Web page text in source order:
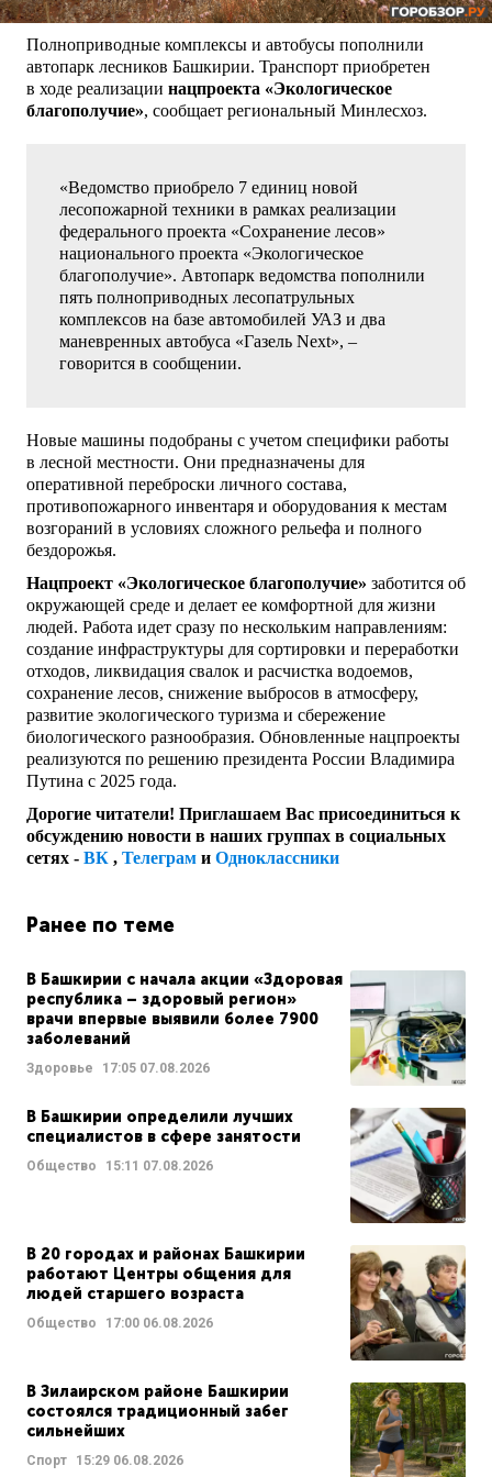
Полноприводные комплексы и автобусы пополнили
автопарк лесников Башкирии. Транспорт приобретен
в ходе реализации нацпроекта «Экологическое
благополучие», сообщает региональный Минлесхоз.
«Ведомство приобрело 7 единиц новой
лесопожарной техники в рамках реализации
федерального проекта «Сохранение лесов»
национального проекта «Экологическое
благополучие». Автопарк ведомства пополнили
пять полноприводных лесопатрульных
комплексов на базе автомобилей УАЗ и два
маневренных автобуса «Газель Next», –
говорится в сообщении.
Новые машины подобраны с учетом специфики работы
в лесной местности. Они предназначены для
оперативной переброски личного состава,
противопожарного инвентаря и оборудования к местам
возгораний в условиях сложного рельефа и полного
бездорожья.
Нацпроект «Экологическое благополучие» заботится об
окружающей среде и делает ее комфортной для жизни
людей. Работа идет сразу по нескольким направлениям:
создание инфраструктуры для сортировки и переработки
отходов, ликвидация свалок и расчистка водоемов,
сохранение лесов, снижение выбросов в атмосферу,
развитие экологического туризма и сбережение
биологического разнообразия. Обновленные нацпроекты
реализуются по решению президента России Владимира
Путина с 2025 года.
Дорогие читатели! Приглашаем Вас присоединиться к
обсуждению новости в наших группах в социальных
сетях - ВК , Телеграм и Одноклассники
Ранее по теме
В Башкирии с начала акции «Здоровая
республика – здоровый регион»
врачи впервые выявили более 7900
заболеваний
Здоровье 17:05 07.08.2026
В Башкирии определили лучших
специалистов в сфере занятости
Общество 15:11 07.08.2026
В 20 городах и районах Башкирии
работают Центры общения для
людей старшего возраста
Общество 17:00 06.08.2026
В Зилаирском районе Башкирии
состоялся традиционный забег
сильнейших
Спорт 15:29 06.08.2026